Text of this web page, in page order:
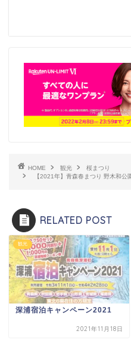
HOME 観光
桜まつり
【2021年】青森春まつり 野木和
RELATED POST
観光
深浦宿泊キャンペーン2021
2021年11月18日